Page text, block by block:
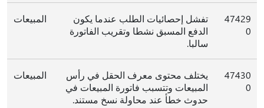
47429
0
تفشل إحصائيات الطلب عندما يكون
الدفع المسبق نشطا وتقريب الفاتورة
سالبا.
المبيعات
47430
0
يختلف محتوى معرف الحقل في رأس
المبيعات وتتسبب فاتورة المبيعات في
حدوث خطأ عند محاولة نسخ مستند.
المبيعات